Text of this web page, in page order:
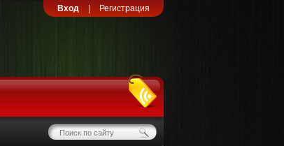
Вход Регистрация